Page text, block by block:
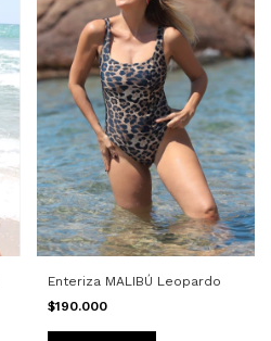
Enteriza MALIBÚ Leopardo
$190.000